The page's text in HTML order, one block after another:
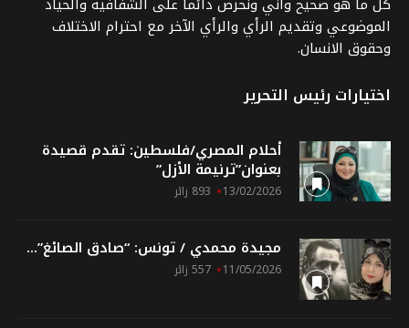
الموضوعي وتقديم الرأي والرأي الآخر مع احترام الاختلاف
وحقوق الانسان.
اختيارات رئيس التحرير
أحلام المصري/فلسطين: تقدم قصيدة
بعنوان”ترنيمة الأزل”
13/02/2026 893 زائر
مجيدة محمدي / تونس: “صادق الصائغ”...
11/05/2026 557 زائر